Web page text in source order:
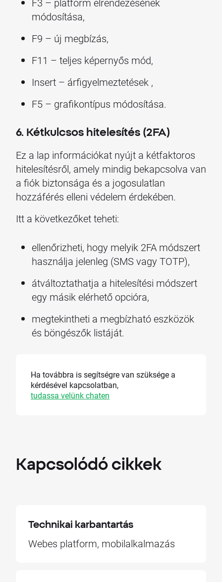
F3 – platform elrendezésének
módosítása,
F9 – új megbízás,
F11 – teljes képernyős mód,
Insert – árfigyelmeztetések ,
F5 – grafikontípus módosítása.
6. Kétkulcsos hitelesítés (2FA)
Ez a lap információkat nyújt a kétfaktoros
hitelesítésről, amely mindig bekapcsolva van
a fiók biztonsága és a jogosulatlan
hozzáférés elleni védelem érdekében.
Itt a következőket teheti:
ellenőrizheti, hogy melyik 2FA módszert
használja jelenleg (SMS vagy TOTP),
átváltoztathatja a hitelesítési módszert
egy másik elérhető opcióra,
megtekintheti a megbízható eszközök
és böngészők listáját.
Ha továbbra is segítségre van szüksége a
kérdésével kapcsolatban,
tudassa velünk chaten
Kapcsolódó cikkek
Technikai karbantartás
Webes platform, mobilalkalmazás